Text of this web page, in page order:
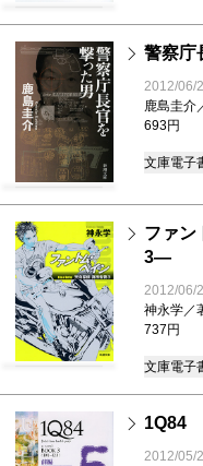
警察庁
2012/06/
鹿島圭介
693円
文庫電子
ファン
3―
2012/06/
神永学／
737円
文庫電子
1Q84
2012/05/